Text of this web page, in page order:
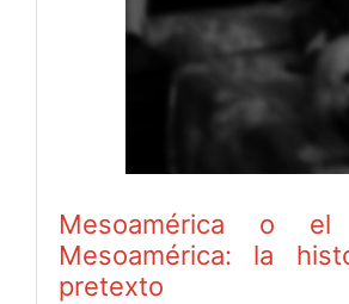
Mesoamérica o el
Mesoamérica: la
pretexto